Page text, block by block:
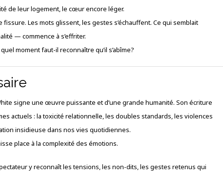
de leur logement, le cœur encore léger.
Les mots glissent, les gestes s’échauffent. Ce qui semblait
— commence à s’effriter.
moment faut-il reconnaître qu’il s’abîme?
signe une œuvre puissante et d’une grande humanité. Son écriture
actuels : la toxicité relationnelle, les doubles standards, les violences
insidieuse dans nos vies quotidiennes.
place à la complexité des émotions.
y reconnaît les tensions, les non-dits, les gestes retenus qui